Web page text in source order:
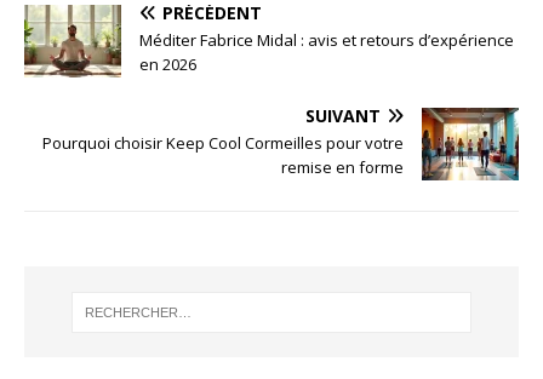
PRÉCÉDENT
Méditer Fabrice Midal : avis et retours d’expérience
en 2026
SUIVANT
Pourquoi choisir Keep Cool Cormeilles pour votre
remise en forme